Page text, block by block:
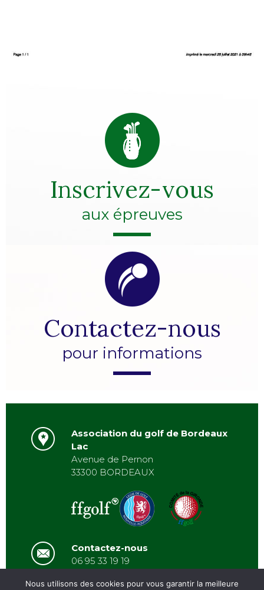
Inscrivez-vous
aux épreuves
Contactez-nous
pour informations
Association du golf de Bordeaux
Lac
Avenue de Pernon
33300 BORDEAUX
Contactez-nous
06 95 33 19 19
Nous utilisons des cookies pour vous garantir la meilleure